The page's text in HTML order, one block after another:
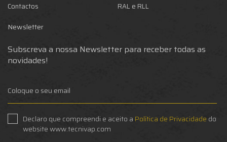
Contactos
RAL e RLL
Newsletter
Subscreva a nossa Newsletter para receber todas as
novidades!
Declaro que compreendi e aceito a Política de Privacidade do
website www.tecnivap.com